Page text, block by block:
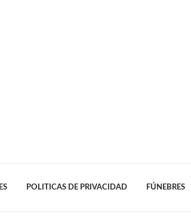
POLITICAS DE PRIVACIDAD FÚNEBRES